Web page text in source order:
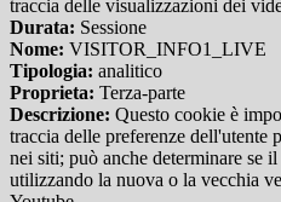
traccia delle visualizzazioni dei
Durata: Sessione
Nome: VISITOR_INFO1_LIVE
Tipologia: analitico
Proprieta: Terza-parte
Descrizione: Questo cookie è
traccia delle preferenze dell'utente
nei siti; può anche determinare se
utilizzando la nuova o la vecchia